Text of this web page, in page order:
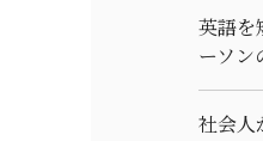
英語を
ーソン
社会人